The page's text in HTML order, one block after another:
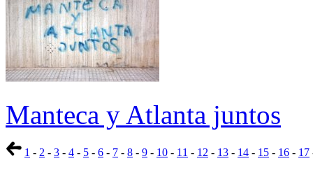
Manteca y Atlanta juntos
1 - 2 - 3 - 4 - 5 - 6 - 7 - 8 - 9 - 10 - 11 - 12 - 13 - 14 - 15 - 16 - 17